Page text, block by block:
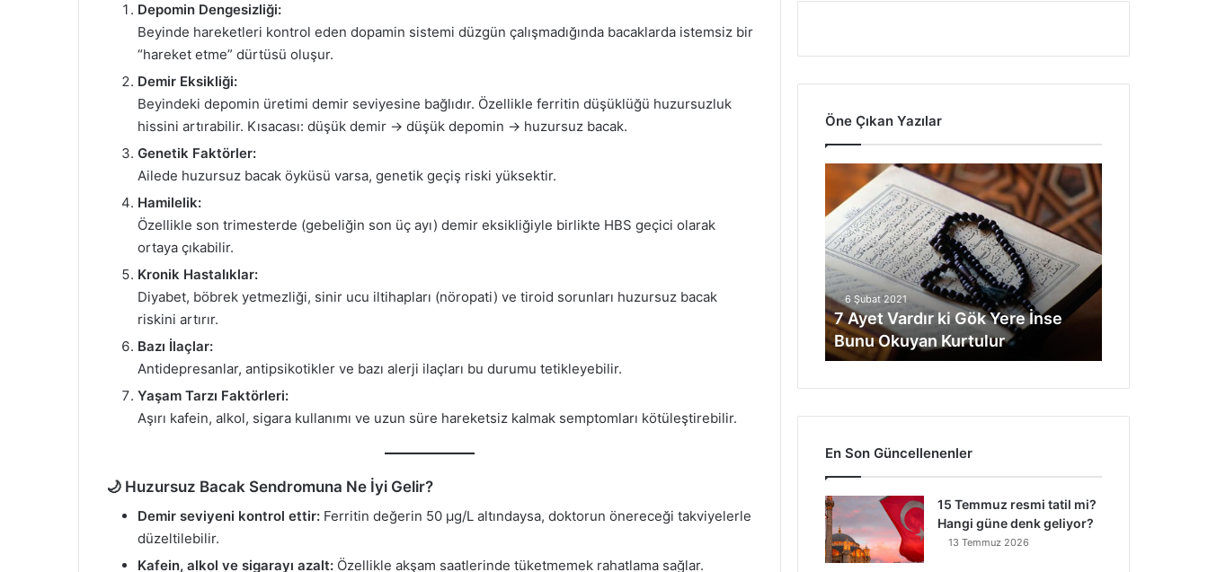
Depomin Dengesizliği:
Beyinde hareketleri kontrol eden dopamin sistemi düzgün çalışmadığında bacaklarda istemsiz bir
“hareket etme” dürtüsü oluşur.
Demir Eksikliği:
Beyindeki depomin üretimi demir seviyesine bağlıdır. Özellikle ferritin düşüklüğü huzursuzluk
hissini artırabilir. Kısacası: düşük demir → düşük depomin → huzursuz bacak.
Genetik Faktörler:
Ailede huzursuz bacak öyküsü varsa, genetik geçiş riski yüksektir.
Hamilelik:
Özellikle son trimesterde (gebeliğin son üç ayı) demir eksikliğiyle birlikte HBS geçici olarak
ortaya çıkabilir.
Kronik Hastalıklar:
Diyabet, böbrek yetmezliği, sinir ucu iltihapları (nöropati) ve tiroid sorunları huzursuz bacak
riskini artırır.
Bazı İlaçlar:
Antidepresanlar, antipsikotikler ve bazı alerji ilaçları bu durumu tetikleyebilir.
Yaşam Tarzı Faktörleri:
Aşırı kafein, alkol, sigara kullanımı ve uzun süre hareketsiz kalmak semptomları kötüleştirebilir.
🌙 Huzursuz Bacak Sendromuna Ne İyi Gelir?
Demir seviyeni kontrol ettir: Ferritin değerin 50 µg/L altındaysa, doktorun önereceği takviyelerle
düzeltilebilir.
Kafein, alkol ve sigarayı azalt: Özellikle akşam saatlerinde tüketmemek rahatlama sağlar.
Öne Çıkan Yazılar
Ayet
Vardır
Gök
Yere
İnse
Bunu
Okuyan
Kurtulur
6 Şubat 2021
7 Ayet Vardır ki Gök Yere İnse
Bunu Okuyan Kurtulur
En Son Güncellenenler
15 Temmuz resmi tatil mi?
Hangi güne denk geliyor?
13 Temmuz 2026